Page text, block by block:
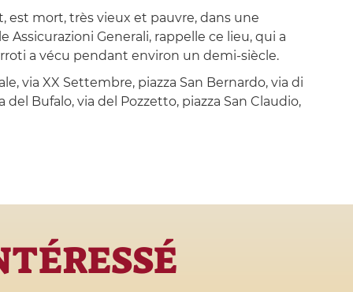
mort, très vieux et pauvre, dans une
Assicurazioni Generali, rappelle ce lieu, qui a
a vécu pendant environ un demi-siècle.
via XX Settembre, piazza San Bernardo, via di
del Bufalo, via del Pozzetto, piazza San Claudio,